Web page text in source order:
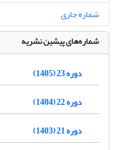
شماره جاری
شماره‌های پیشین نشریه
دوره 23 (1405)
دوره 22 (1404)
دوره 21 (1403)